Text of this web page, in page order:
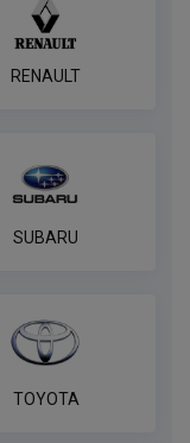
RENAULT
SUBARU
TOYOTA